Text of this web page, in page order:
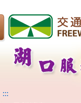
到
:::